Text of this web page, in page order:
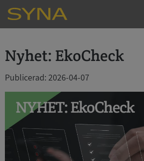
Nyhet: EkoCheck
Publicerad: 2026-04-07